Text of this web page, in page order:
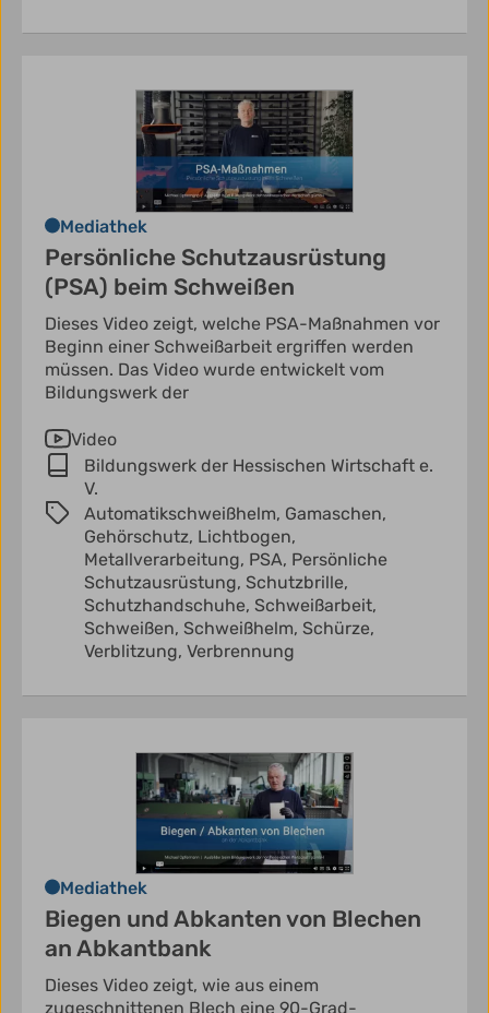
Mediathek
Persönliche Schutzausrüstung
(PSA) beim Schweißen
Dieses Video zeigt, welche PSA-Maßnahmen vor
Beginn einer Schweißarbeit ergriffen werden
müssen. Das Video wurde entwickelt vom
Bildungswerk der
Video
Bildungswerk der Hessischen Wirtschaft e.
V.
Automatikschweißhelm, Gamaschen,
Gehörschutz, Lichtbogen,
Metallverarbeitung, PSA, Persönliche
Schutzausrüstung, Schutzbrille,
Schutzhandschuhe, Schweißarbeit,
Schweißen, Schweißhelm, Schürze,
Verblitzung, Verbrennung
Mediathek
Biegen und Abkanten von Blechen
an Abkantbank
Dieses Video zeigt, wie aus einem
zugeschnittenen Blech eine 90-Grad-